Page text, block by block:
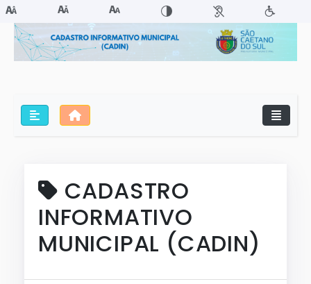
CADASTRO
INFORMATIVO
MUNICIPAL (CADIN)